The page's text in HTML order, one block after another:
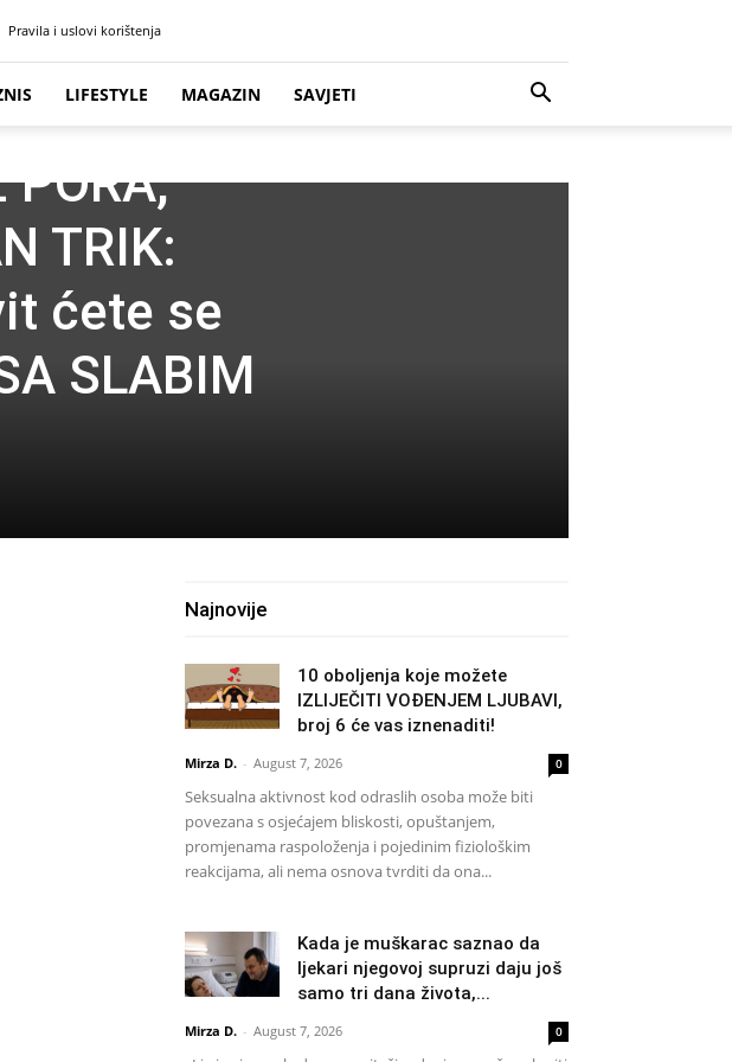
Pravila i uslovi korištenja
LIFESTYLE MAGAZIN SAVJETI
TRIK:
ćete se
SLABIM
Najnovije
10 oboljenja koje možete
IZLIJEČITI VOĐENJEM LJUBAVI,
broj 6 će vas iznenaditi!
Mirza D. - August 7, 2026 0
Seksualna aktivnost kod odraslih osoba može biti
povezana s osjećajem bliskosti, opuštanjem,
promjenama raspoloženja i pojedinim fiziološkim
reakcijama, ali nema osnova tvrditi da ona...
Kada je muškarac saznao da
ljekari njegovoj supruzi daju još
samo tri dana života,...
Mirza D. - August 7, 2026 0